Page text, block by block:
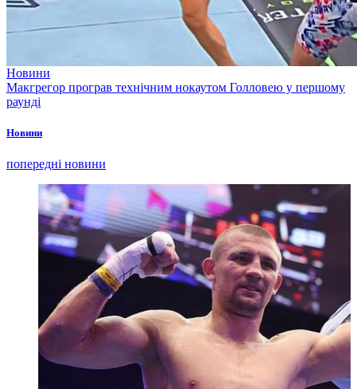
Новини
Макгрегор програв технічним нокаутом Голловею у першому
раунді
Новини
попередні новини